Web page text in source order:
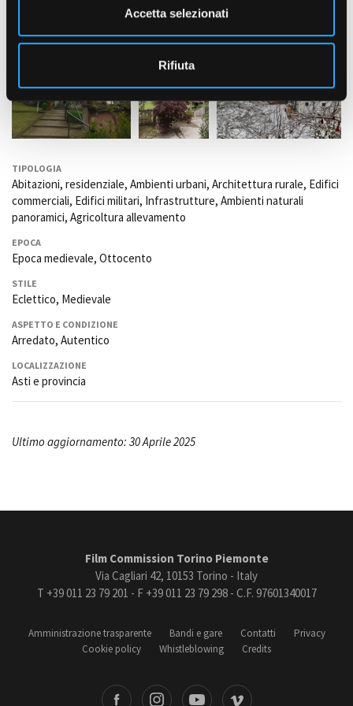
Accetta selezionati
Rifiuta
TIPOLOGIA
Abitazioni, residenziale, Ambienti urbani, Architettura rurale, Edifici
commerciali, Edifici militari, Infrastrutture, Ambienti naturali
panoramici, Agricoltura allevamento
EPOCA
Epoca medievale, Ottocento
STILE
Eclettico, Medievale
ASPETTO E CONDIZIONE
Arredato, Autentico
LOCALIZZAZIONE
Asti e provincia
Ultimo aggiornamento: 30 Aprile 2025
Film Commission Torino Piemonte
Via Cagliari 42, 10153 Torino - Italy
T +39 011 23 79 201 - F +39 011 23 79 298 - C.F. 97601340017
Amministrazione trasparente Bandi e gare Contatti
Privacy
Cookie policy
Whistleblowing Credits
Vimeo